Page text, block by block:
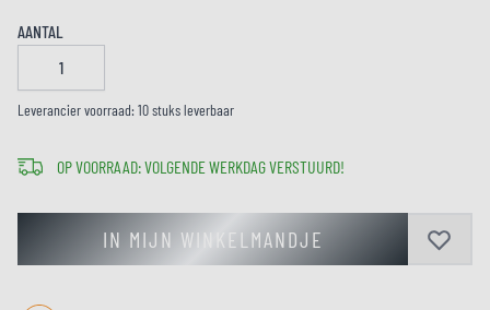
AANTAL
Leverancier voorraad: 10 stuks leverbaar
OP VOORRAAD: VOLGENDE WERKDAG VERSTUURD!
IN MIJN WINKELMANDJE